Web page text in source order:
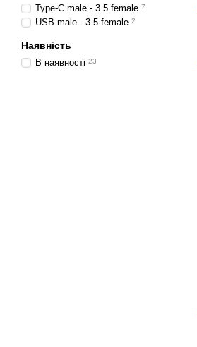
Type-C male - 3.5 female 7
USB male - 3.5 female 2
Наявність
В наявності 23